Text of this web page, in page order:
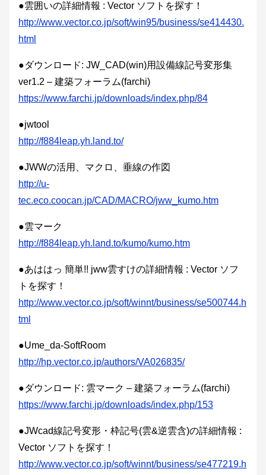
●雲囲いの詳細情報 : Vector ソフトを探す！
http://www.vector.co.jp/soft/win95/business/se414430.
html
●ダウンロード: JW_CAD(win)用設備線記号変形集
ver1.2 – 建築フォーラム(farchi)
https://www.farchi.jp/downloads/index.php/84
●jwtool
http://f884leap.yh.land.to/
●JWWの活用、マクロ、垂線の作図
http://u-
tec.eco.coocan.jp/CAD/MACRO/jww_kumo.htm
●雲マーク
http://f884leap.yh.land.to/kumo/kumo.htm
●あははっ 簡単!! jww雲すけの詳細情報 : Vector ソフ
トを探す！
http://www.vector.co.jp/soft/winnt/business/se500744.h
tml
●Ume_da-SoftRoom
http://hp.vector.co.jp/authors/VA026835/
●ダウンロード: 雲マーク – 建築フォーラム(farchi)
https://www.farchi.jp/downloads/index.php/153
●JWcad線記号変形・枠記号(雲&逆雲含)の詳細情報 :
Vector ソフトを探す！
http://www.vector.co.jp/soft/winnt/business/se477219.h